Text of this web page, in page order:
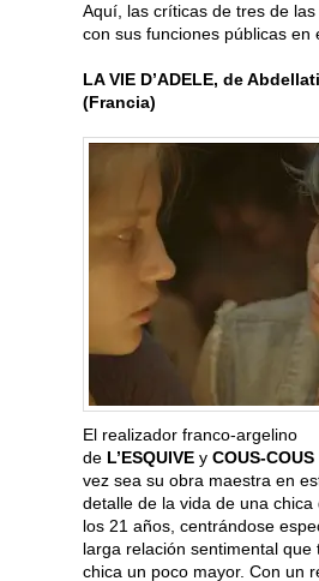
Aquí, las críticas de tres de
con sus funciones públicas en
LA VIE D’ADELE, de
(Francia)
El realizador franco-argelino
de L’ESQUIVE y COUS-COUS
vez sea su obra maestra en
detalle de la vida de una chica
los 21 años, centrándose
larga relación sentimental que
chica un poco mayor. Con un